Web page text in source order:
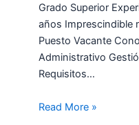
Grado Superior
años Imprescindible
Puesto Vacante
Administrativo
Requisitos…
Read More »